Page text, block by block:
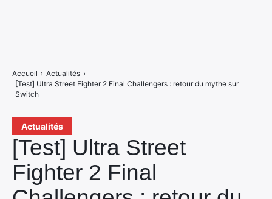
Actualités
[Test] Ultra Street
Fighter 2 Final
Accueil › Actualités ›
[Test] Ultra Street Fighter 2 Final Challengers : retour du mythe sur
Switch